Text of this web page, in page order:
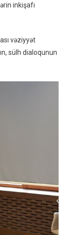
inkişafı
vəziyyət
sülh dialoqunun